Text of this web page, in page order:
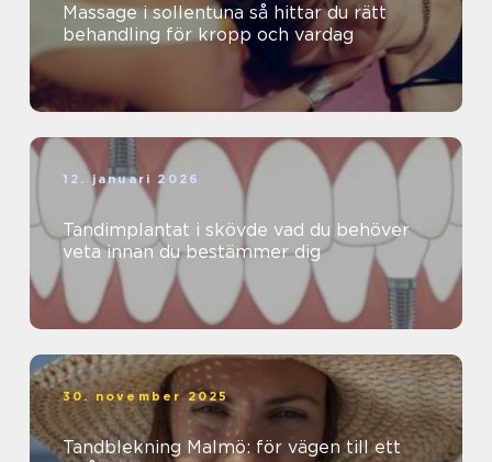
Massage i sollentuna så hittar du rätt
behandling för kropp och vardag
12. januari 2026
Tandimplantat i skövde vad du behöver
veta innan du bestämmer dig
30. november 2025
Tandblekning Malmö: för vägen till ett